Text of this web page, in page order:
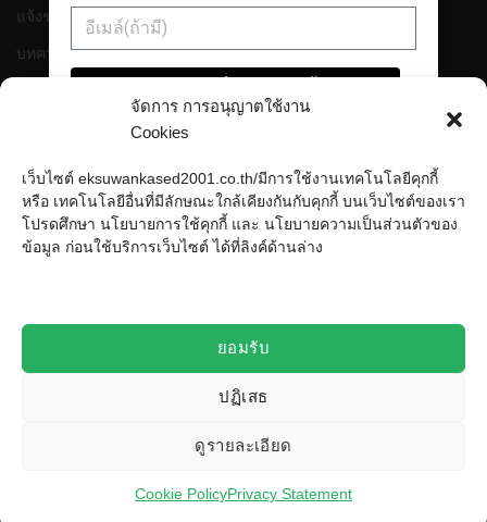
จัดการ การอนุญาตใช้งาน
Cookies
เว็บไซต์ eksuwankased2001.co.th/มีการใช้งานเทคโนโลยีคุกกี้
หรือ เทคโนโลยีอื่นที่มีลักษณะใกล้เคียงกันกับคุกกี้ บนเว็บไซต์ของเรา
โปรดศึกษา นโยบายการใช้คุกกี้ และ นโยบายความเป็นส่วนตัวของ
ข้อมูล ก่อนใช้บริการเว็บไซต์ ได้ที่ลิงค์ด้านล่าง
ยอมรับ
ปฏิเสธ
ดูรายละเอียด
Cookie PolicyPrivacy Statement
แจ้งชำระเงิน
บทความ
สถิติเว็บไซต์
หน้าที่เข้าชม
993,817 ครั้ง
ผู้ชมทั้งหมด
993,817 ครั้ง
© 2025 EksuwanKased(2001) All Rights Reserved
กำลังพัฒนาโดยSixtygram Digital Agency